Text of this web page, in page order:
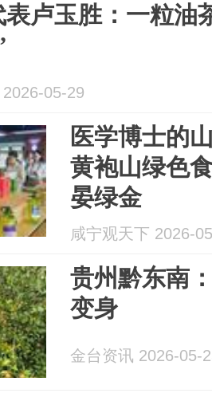
胜：一粒油茶果 当好乡
05-29
医学博士的
黄袍山绿色
晏绿金
咸宁观天下 2026-
贵州黔东南
变身
金台资讯 2026-05-